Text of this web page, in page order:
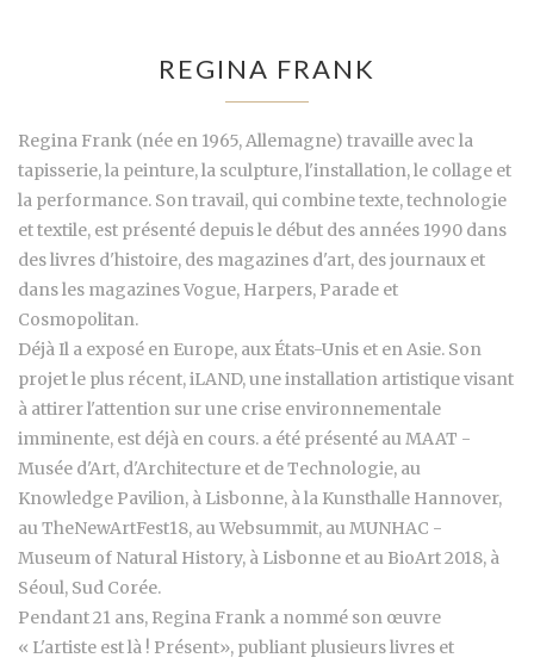
REGINA FRANK
Regina Frank (née en 1965, Allemagne) travaille avec la
tapisserie, la peinture, la sculpture, l'installation, le collage et
la performance. Son travail, qui combine texte, technologie
et textile, est présenté depuis le début des années 1990 dans
des livres d'histoire, des magazines d'art, des journaux et
dans les magazines Vogue, Harpers, Parade et
Cosmopolitan.
Déjà Il a exposé en Europe, aux États-Unis et en Asie. Son
projet le plus récent, iLAND, une installation artistique visant
à attirer l'attention sur une crise environnementale
imminente, est déjà en cours. a été présenté au MAAT -
Musée d'Art, d'Architecture et de Technologie, au
Knowledge Pavilion, à Lisbonne, à la Kunsthalle Hannover,
au TheNewArtFest18, au Websummit, au MUNHAC -
Museum of Natural History, à Lisbonne et au BioArt 2018, à
Séoul, Sud Corée.
Pendant 21 ans, Regina Frank a nommé son œuvre
« L'artiste est là ! Présent», publiant plusieurs livres et